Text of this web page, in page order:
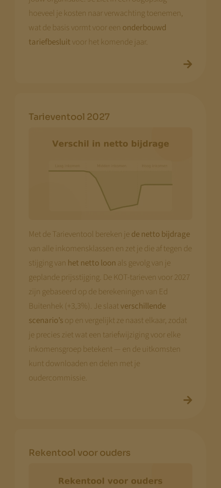
hoeveel je kosten naar verwachting toenemen,
wat de basis vormt voor een onderbouwd
tariefbesluitvoor het komende jaar.
Tarieventool 2027
Met de Tarieventool bereken jede netto bijdrage
van alle inkomensklassen en zet je die af tegen de
stijging van het netto loon als gevolg van je
geplande prijsstijging. De KOT-tarieven voor 2027
zijn gebaseerd op de berekeningen van Ed
Buitenhek (+3,3%). Je slaatverschillende
scenario’sop en vergelijkt ze naast elkaar, zodat
je precies ziet wat een tariefwijziging voor elke
inkomensgroep betekent — en de uitkomsten
kunt downloaden en delen met je
oudercommissie.
Rekentool voor ouders